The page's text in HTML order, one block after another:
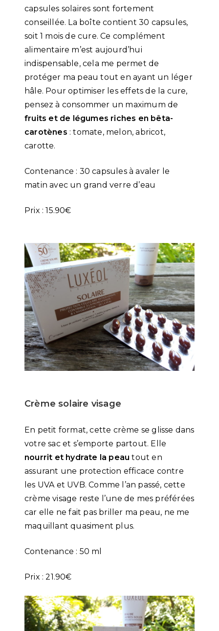
capsules solaires sont fortement
conseillée. La boîte contient 30 capsules,
soit 1 mois de cure. Ce complément
alimentaire m’est aujourd’hui
indispensable, cela me permet de
protéger ma peau tout en ayant un léger
hâle. Pour optimiser les effets de la cure,
pensez à consommer un maximum de
fruits et de légumes riches en bêta-
carotènes : tomate, melon, abricot,
carotte.
Contenance : 30 capsules à avaler le
matin avec un grand verre d’eau
Prix : 15.90€
Crème solaire visage
En petit format, cette crème se glisse dans
votre sac et s’emporte partout. Elle
nourrit et hydrate la peau tout en
assurant une protection efficace contre
les UVA et UVB. Comme l’an passé, cette
crème visage reste l’une de mes préférées
car elle ne fait pas briller ma peau, ne me
maquillant quasiment plus.
Contenance : 50 ml
Prix : 21.90€